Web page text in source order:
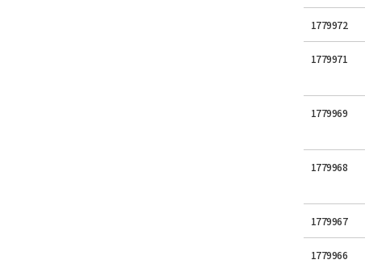
1779972
1779971
1779969
1779968
1779967
1779966